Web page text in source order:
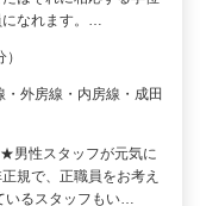
なれます。…
外房線・内房線・成田
男性スタッフが元気に
規で、正職員をお考え
るスタッフもい…